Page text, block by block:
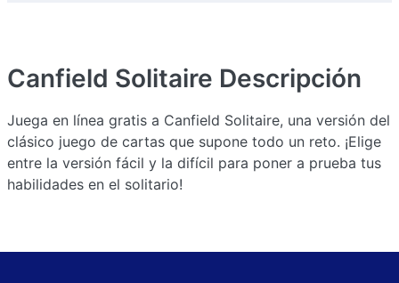
Canfield Solitaire Descripción
Juega en línea gratis a Canfield Solitaire, una versión del
clásico juego de cartas que supone todo un reto. ¡Elige
entre la versión fácil y la difícil para poner a prueba tus
habilidades en el solitario!